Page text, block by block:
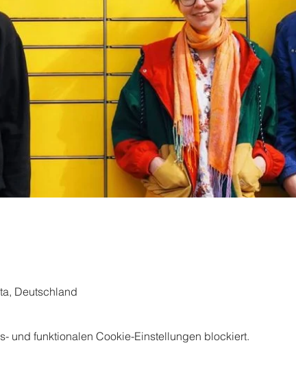
Deutschland
und funktionalen Cookie-Einstellungen blockiert.